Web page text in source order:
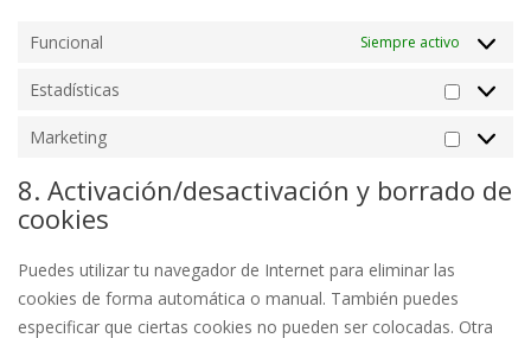
Funcional Siempre activo
Estadísticas
Marketing
8. Activación/desactivación y borrado de
cookies
Puedes utilizar tu navegador de Internet para eliminar las
cookies de forma automática o manual. También puedes
especificar que ciertas cookies no pueden ser colocadas. Otra